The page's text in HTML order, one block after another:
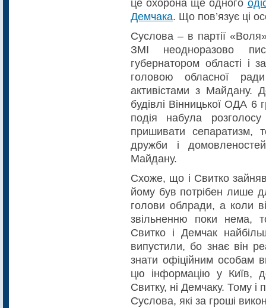
це охорона ще одного
Демчака. Що пов’язує ці
Суслова – в партії
ЗМІ неодноразово
губернатором області і
головою обласної
активістами з Майдану.
будівлі Вінницької ОДА 6
подія набула
пришивати сепаратизм,
дружби і
Майдану.
Схоже, що і Свитко
йому був потрібен лише
голови облради, а коли
звільненню поки нема,
Свитко і Демчак
випустили, бо знає він
знати офіційним особам
цю інформацію у Київ,
Свитку, ні Демчаку. Тому і
Суслова, які за гроші